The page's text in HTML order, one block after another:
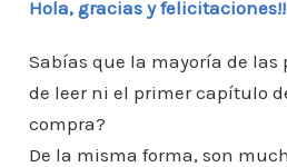
o
o
k
p
p
ar
ti
r
Hola, gracias y felicitaciones!!
Sabías que la mayoría de las
de leer ni el primer capítulo
compra?
De la misma forma, son